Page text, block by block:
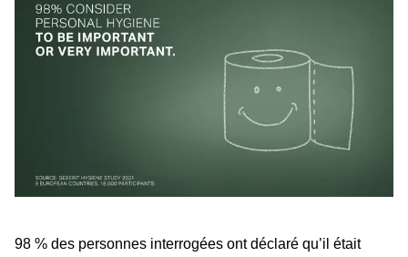
98 % des personnes interrogées ont déclaré qu’il était